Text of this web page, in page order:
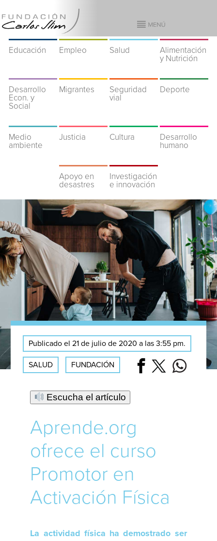
Educación Empleo Salud
Alimentación
y Nutrición
Desarrollo
Econ. y
Social
Migrantes
Seguridad
vial
Deporte
Medio
ambiente
Justicia Cultura
Desarrollo
humano
Apoyo en
desastres
Investigación
e innovación
Publicado el 21 de julio de 2020 a las 3:55 pm.
SALUD FUNDACIÓN
Escucha el artículo
Aprende.org
ofrece el curso
Promotor en
Activación Física
La actividad física ha demostrado ser